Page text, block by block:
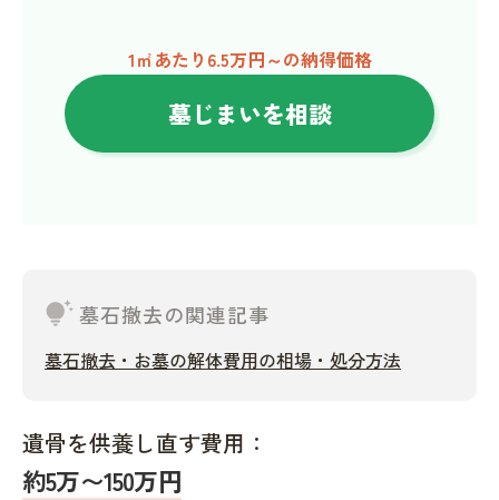
1㎡あたり6.5万円～の納得価格
墓じまいを相談
tips_and_updates墓石撤去の関連記事
墓石撤去・お墓の解体費用の相場・処分方法
遺骨を供養し直す費用：
約5万〜150万円